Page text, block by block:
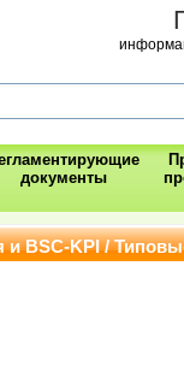
документы
и BSC-KPI /